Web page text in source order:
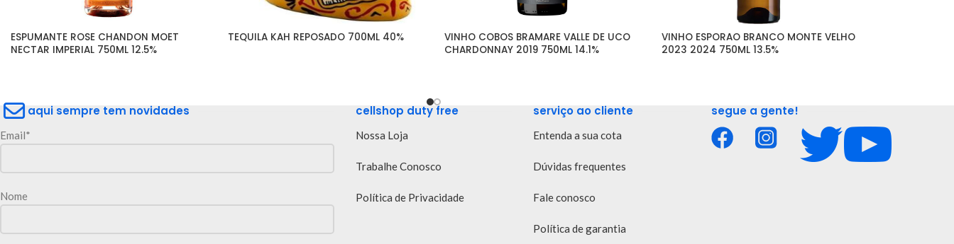
ESPUMANTE ROSE CHANDON MOET
NECTAR IMPERIAL 750ML 12.5%
TEQUILA KAH REPOSADO 700ML 40%
VINHO COBOS BRAMARE VALLE DE UCO
CHARDONNAY 2019 750ML 14.1%
VINHO ESPORAO BRANCO MONTE VELHO
2023 2024 750ML 13.5%
aqui sempre tem novidades
Email*
Nome
cellshop duty free
Nossa Loja
Trabalhe Conosco
Política de Privacidade
serviço ao cliente
Entenda a sua cota
Dúvidas frequentes
Fale conosco
Política de garantia
segue a gente!